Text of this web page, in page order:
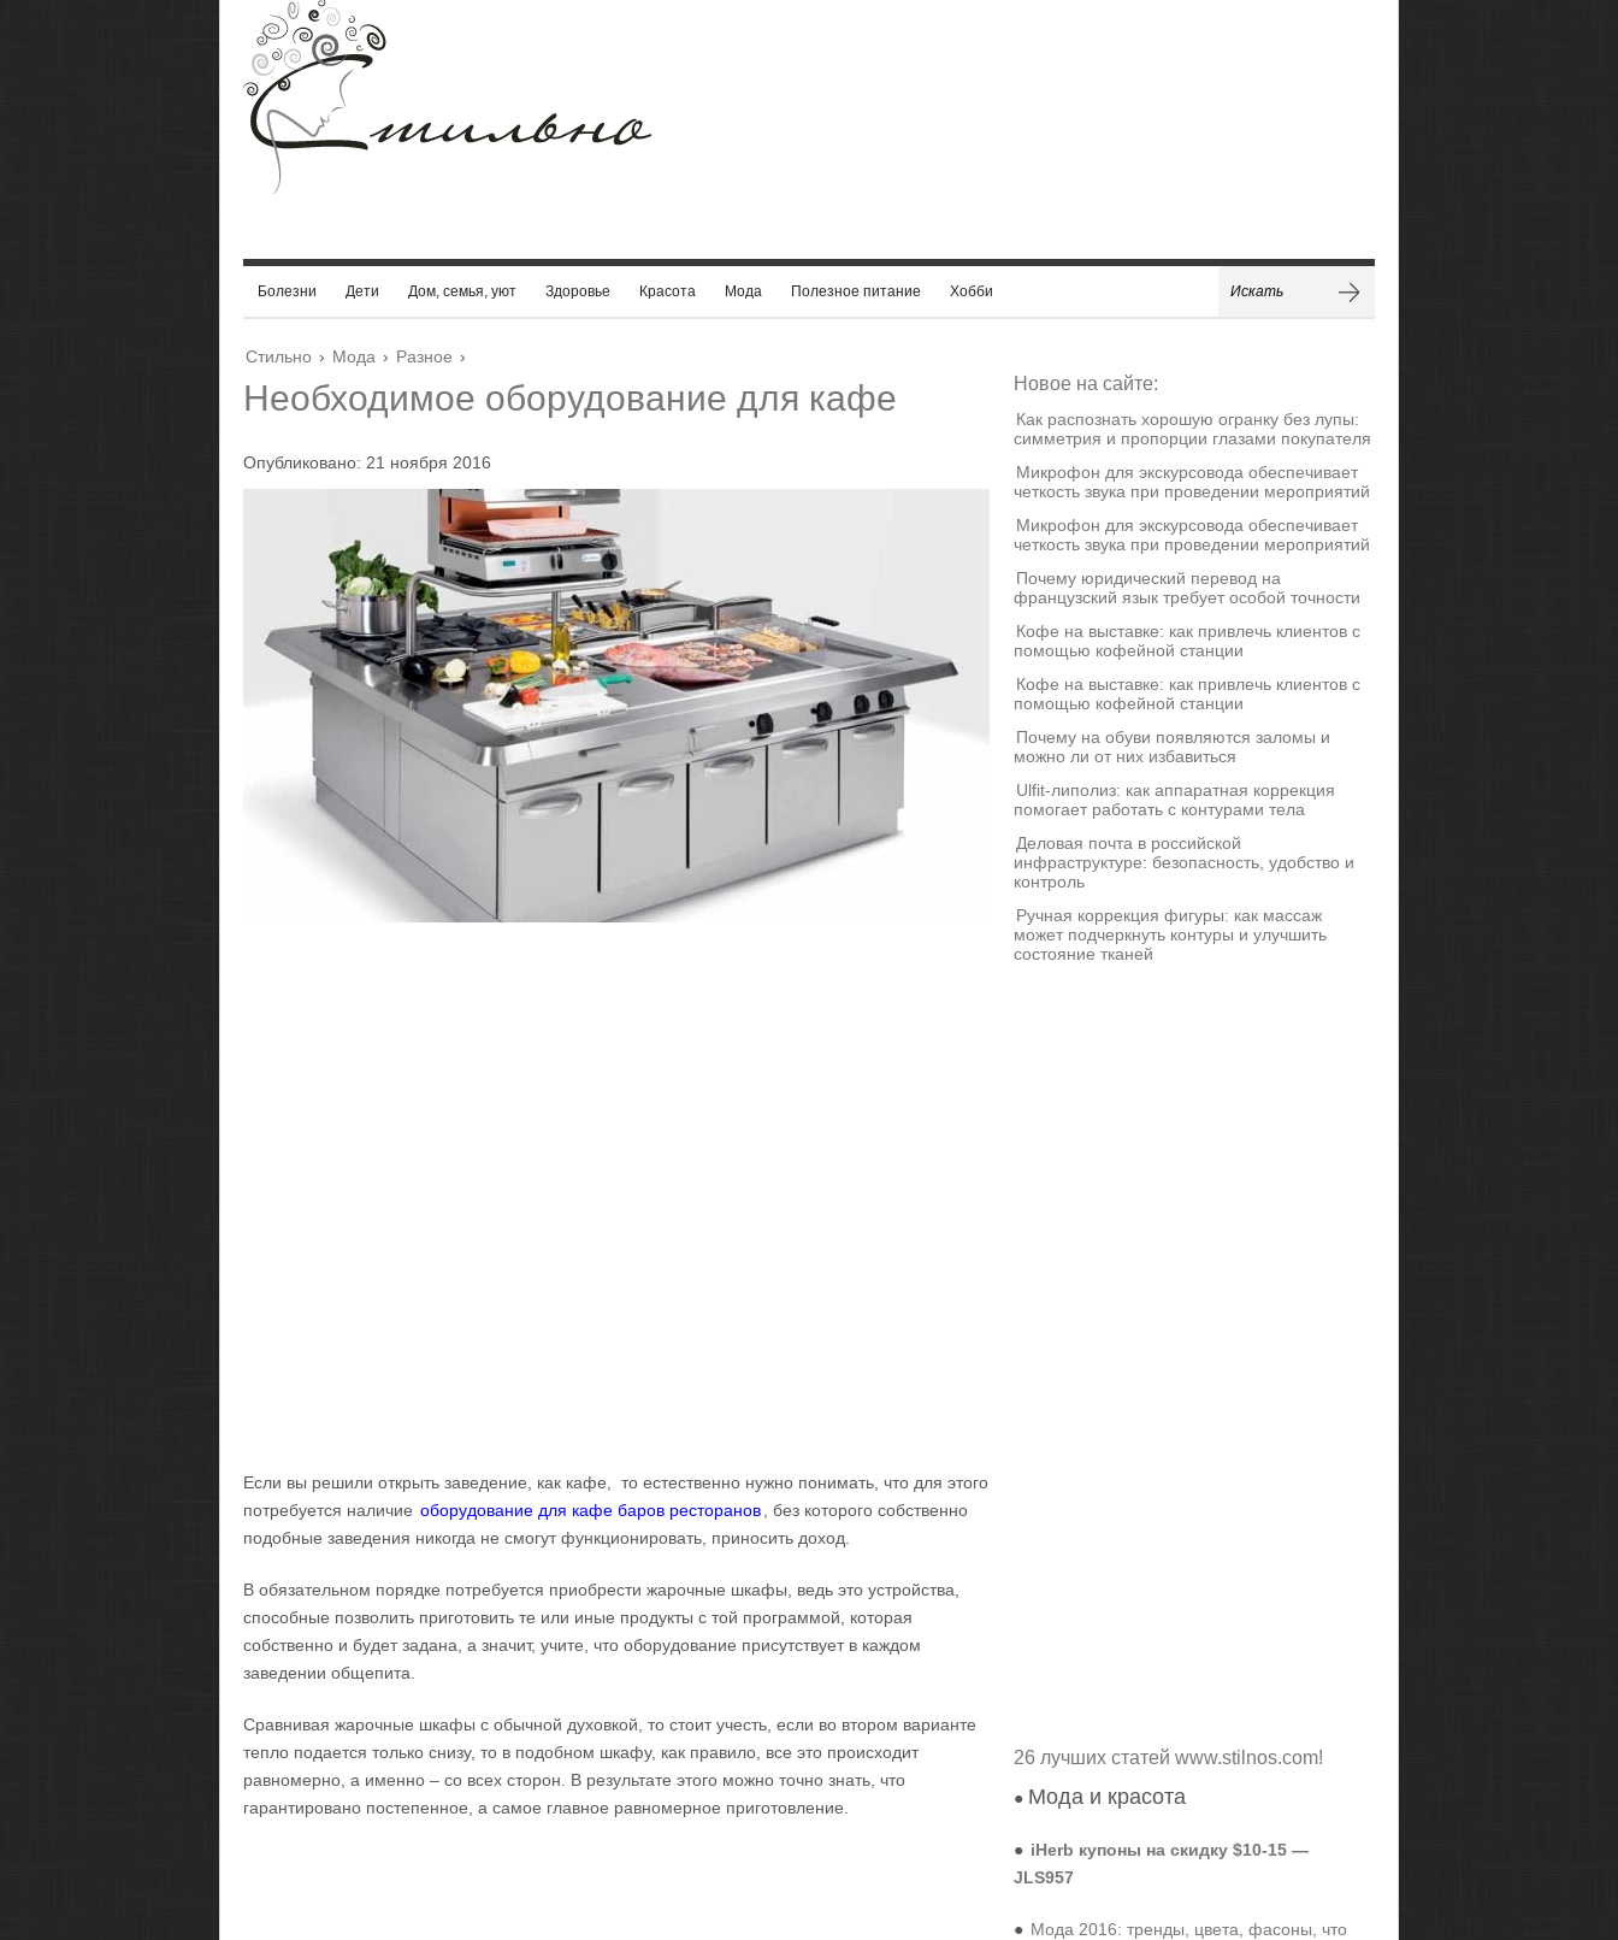
Болезни Дети Дом, семья, уют Здоровье Красота Мода Полезное питание Хобби
Стильно › Мода › Разное ›
Необходимое оборудование для кафе
Опубликовано: 21 ноября 2016
Если вы решили открыть заведение, как кафе, то естественно нужно понимать, что для этого
потребуется наличие оборудование для кафе баров ресторанов
, без которого собственно
подобные заведения никогда не смогут функционировать, приносить доход.
В обязательном порядке потребуется приобрести жарочные шкафы, ведь это устройства,
способные позволить приготовить те или иные продукты с той программой, которая
собственно и будет задана, а значит, учите, что оборудование присутствует в каждом
заведении общепита.
Сравнивая жарочные шкафы с обычной духовкой, то стоит учесть, если во втором варианте
тепло подается только снизу, то в подобном шкафу, как правило, все это происходит
равномерно, а именно – со всех сторон. В результате этого можно точно знать, что
гарантировано постепенное, а самое главное равномерное приготовление.
Новое на сайте:
Как распознать хорошую огранку без лупы:
симметрия и пропорции глазами покупателя
Микрофон для экскурсовода обеспечивает
четкость звука при проведении мероприятий
Микрофон для экскурсовода обеспечивает
четкость звука при проведении мероприятий
Почему юридический перевод на
французский язык требует особой точности
Кофе на выставке: как привлечь клиентов с
помощью кофейной станции
Кофе на выставке: как привлечь клиентов с
помощью кофейной станции
Почему на обуви появляются заломы и
можно ли от них избавиться
Ulfit-липолиз: как аппаратная коррекция
помогает работать с контурами тела
Деловая почта в российской
инфраструктуре: безопасность, удобство и
контроль
Ручная коррекция фигуры: как массаж
может подчеркнуть контуры и улучшить
состояние тканей
26 лучших статей www.stilnos.com!
● Мода и красота
● iHerb купоны на скидку $10-15 —
JLS957
● Мода 2016: тренды, цвета, фасоны, что